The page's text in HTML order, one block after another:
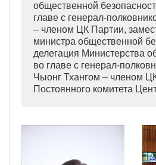
общественной
главе с генерал-
– членом ЦК Партии,
министра общественной
делегация Министерства
во главе с генерал-
Чыонг Тхангом – членом
Постоянного комитета
товарища Сайсомфона
Политбюро,